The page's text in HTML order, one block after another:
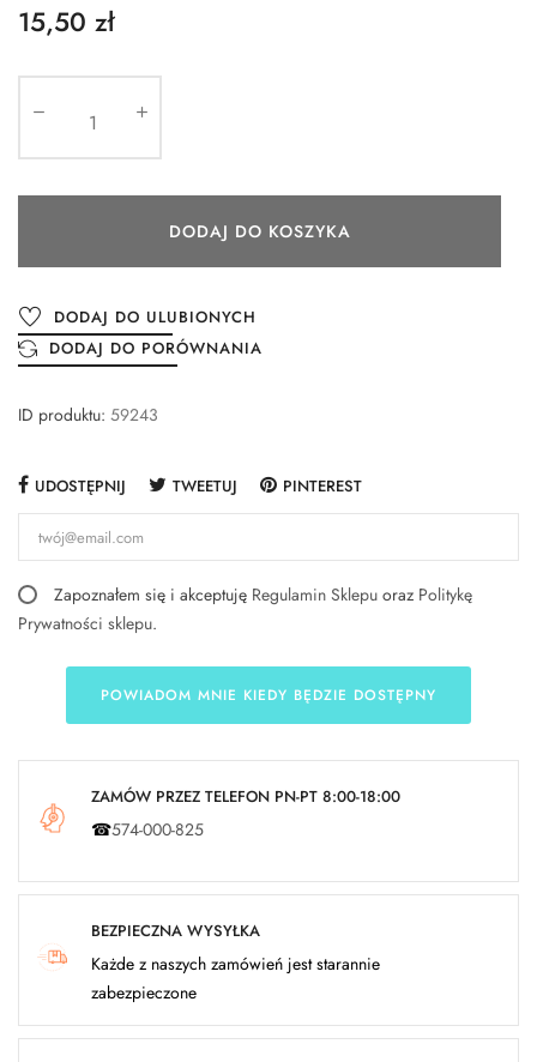
15,50 zł
DODAJ DO KOSZYKA
DODAJ DO ULUBIONYCH
DODAJ DO PORÓWNANIA
ID produktu: 59243
UDOSTĘPNIJ TWEETUJ PINTEREST
Zapoznałem się i akceptuję Regulamin Sklepu oraz Politykę
Prywatności sklepu.
POWIADOM MNIE KIEDY BĘDZIE DOSTĘPNY
ZAMÓW PRZEZ TELEFON PN-PT 8:00-18:00
☎574-000-825
BEZPIECZNA WYSYŁKA
Każde z naszych zamówień jest starannie
zabezpieczone